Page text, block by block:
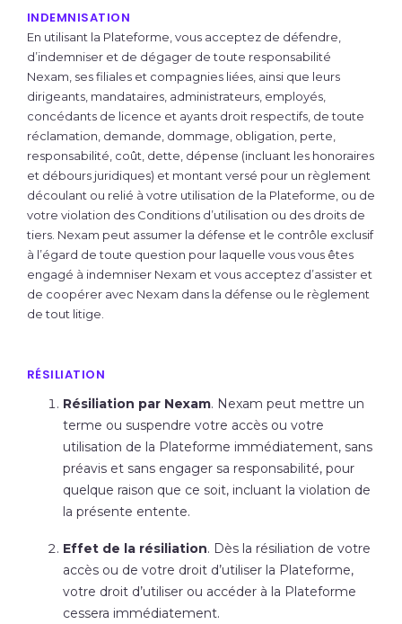
INDEMNISATION
En utilisant la Plateforme, vous acceptez de défendre,
d’indemniser et de dégager de toute responsabilité
Nexam, ses filiales et compagnies liées, ainsi que leurs
dirigeants, mandataires, administrateurs, employés,
concédants de licence et ayants droit respectifs, de toute
réclamation, demande, dommage, obligation, perte,
responsabilité, coût, dette, dépense (incluant les honoraires
et débours juridiques) et montant versé pour un règlement
découlant ou relié à votre utilisation de la Plateforme, ou de
votre violation des Conditions d’utilisation ou des droits de
tiers. Nexam peut assumer la défense et le contrôle exclusif
à l’égard de toute question pour laquelle vous vous êtes
engagé à indemniser Nexam et vous acceptez d’assister et
de coopérer avec Nexam dans la défense ou le règlement
de tout litige.
RÉSILIATION
Résiliation par Nexam. Nexam peut mettre un
terme ou suspendre votre accès ou votre
utilisation de la Plateforme immédiatement, sans
préavis et sans engager sa responsabilité, pour
quelque raison que ce soit, incluant la violation de
la présente entente.
Effet de la résiliation. Dès la résiliation de votre
accès ou de votre droit d’utiliser la Plateforme,
votre droit d’utiliser ou accéder à la Plateforme
cessera immédiatement.